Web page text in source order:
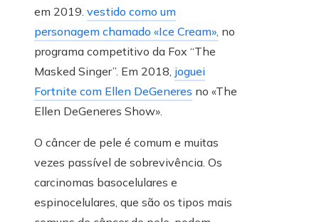
em 2019. vestido como um
personagem chamado «Ice Cream», no
programa competitivo da Fox “The
Masked Singer”. Em 2018, joguei
Fortnite com Ellen DeGeneres no «The
Ellen DeGeneres Show».
O câncer de pele é comum e muitas
vezes passível de sobrevivência. Os
carcinomas basocelulares e
espinocelulares, que são os tipos mais